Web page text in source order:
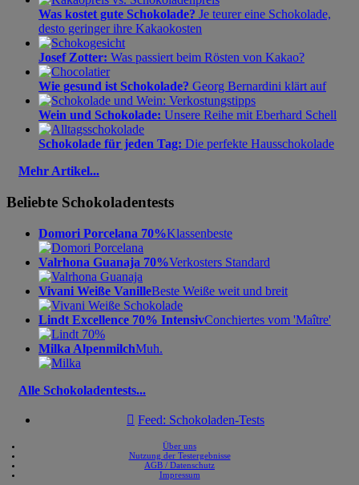
Was kostet gute Schokolade? Je teurer eine Schokolade,
desto geringer ihre Kakaokosten
Josef Zotter: Was passiert beim Rösten von Kakao?
Wie gesund ist Schokolade? Georg Bernardini klärt auf
Wein und Schokolade: Unsere Reihe mit Eberhard Schell
Schokolade für jeden Tag: Die perfekte Hausschokolade
Mehr Artikel...
Beliebte Schokoladentests
Domori Porcelana 70%Klassenbeste
Valrhona Guanaja 70%Verkosters Standard
Vivani Weiße VanilleBeste Weiße weit und breit
Lindt Excellence 70% IntensivConchiertes vom 'Maître'
Milka AlpenmilchMuh.
Alle Schokoladentests...
 Feed: Schokoladen-Tests
Über uns
Nutzung der Testergebnisse
AGB / Datenschutz
Impressum